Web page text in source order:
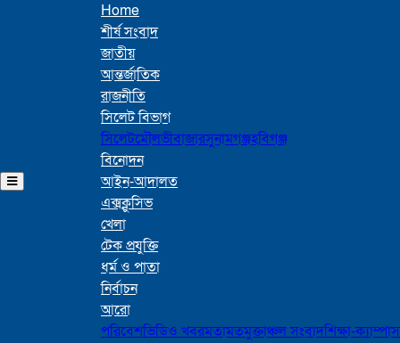
Home
শীর্ষ সংবাদ
জাতীয়
আন্তর্জাতিক
রাজনীতি
সিলেট বিভাগ
সিলেটমৌলভীবাজারসুনামগঞ্জহবিগঞ্জ
বিনোদন
আইন-আদালত
এক্সক্লুসিভ
খেলা
টেক প্রযুক্তি
ধর্ম ও পাতা
নির্বাচন
আরো
পরিবেশভিডিও খবরমতামতমুক্তাঞ্চল সংবাদশিক্ষা-ক্যাম্পাস